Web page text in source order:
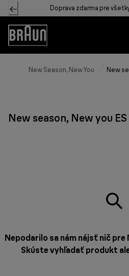
Skip
to
Content
Doprava zdarma pre
Accessibility
Statement
New Season, New You New
New season, New you ES
Nepodarilo sa nám nájsť nič pre
Skúste vyhľadať produkt